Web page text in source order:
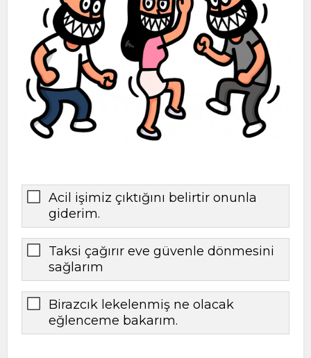
Acil işimiz çıktığını belirtir onunla
giderim.
Taksi çağırır eve güvenle dönmesini
sağlarım
Birazcık lekelenmiş ne olacak
eğlenceme bakarım.